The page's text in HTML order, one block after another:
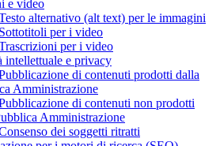
e video
alternativo (alt text) per le immagini
per i video
per i video
intellettuale e privacy
di contenuti prodotti dalla
Amministrazione
di contenuti non prodotti
Amministrazione
dei soggetti ritratti